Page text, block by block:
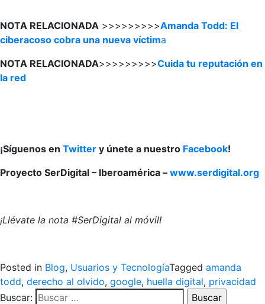
NOTA RELACIONADA >>>>>>>>>Amanda Todd: El
ciberacoso cobra una nueva víctima
NOTA RELACIONADA>>>>>>>>>Cuida tu reputación en
la red
¡Síguenos en Twitter y únete a nuestro Facebook!
Proyecto SerDigital – Iberoamérica – www.serdigital.org
¡Llévate la nota #SerDigital al móvil!
Posted in Blog, Usuarios y TecnologíaTagged amanda
todd, derecho al olvido, google, huella digital, privacidad
Buscar: